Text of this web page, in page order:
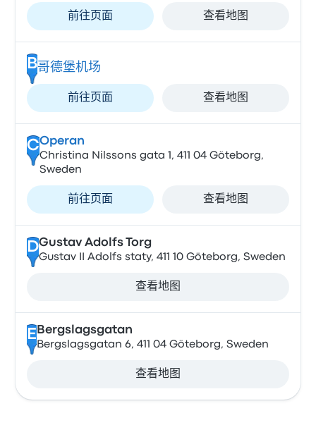
前往页面 查看地图
B哥德堡机场
前往页面 查看地图
COperan
Christina Nilssons gata 1, 411 04 Göteborg,
Sweden
前往页面 查看地图
DGustav Adolfs Torg
Gustav II Adolfs staty, 411 10 Göteborg, Sweden
查看地图
E Bergslagsgatan
Bergslagsgatan 6, 411 04 Göteborg, Sweden
查看地图